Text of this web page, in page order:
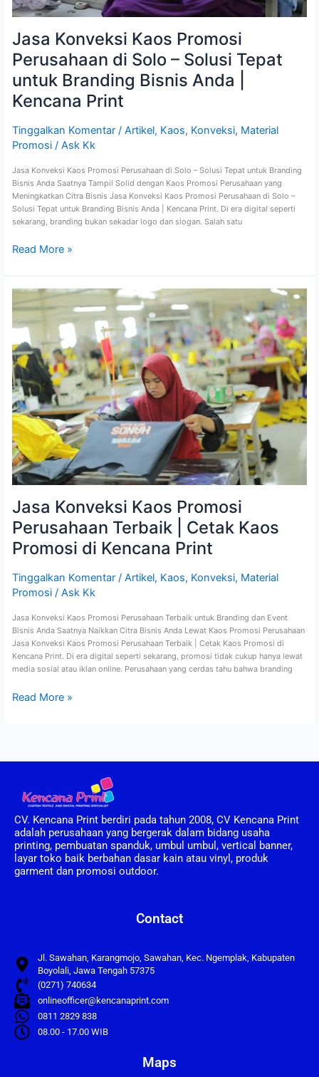
Jasa Konveksi Kaos Promosi
Perusahaan di Solo – Solusi Tepat
untuk Branding Bisnis Anda |
Kencana Print
Tinggalkan Komentar / Artikel, Kaos, Konveksi, Material
Promosi/ Ask Kk
Jasa Konveksi Kaos Promosi Perusahaan di Solo – Solusi Tepat untuk Branding
Bisnis Anda Saatnya Tampil Solid dengan Kaos Promosi Perusahaan yang
Meningkatkan Citra Bisnis Jasa Konveksi Kaos Promosi Perusahaan di Solo –
Solusi Tepat untuk Branding Bisnis Anda | Kencana Print. Di era digital seperti
sekarang, branding bukan sekadar logo dan slogan. Salah satu
Kencana
Read More »
Jasa Konveksi Kaos Promosi
Perusahaan Terbaik | Cetak Kaos
Promosi di Kencana Print
Tinggalkan Komentar / Artikel, Kaos, Konveksi, Material
Promosi/ Ask Kk
Jasa Konveksi Kaos Promosi Perusahaan Terbaik untuk Branding dan Event
Bisnis Anda Saatnya Naikkan Citra Bisnis Anda Lewat Kaos Promosi Perusahaan
Jasa Konveksi Kaos Promosi Perusahaan Terbaik | Cetak Kaos Promosi di
Kencana Print. Di era digital seperti sekarang, promosi tidak cukup hanya lewat
media sosial atau iklan online. Perusahaan yang cerdas tahu bahwa branding
Jasa
Konveksi
Kaos
Promosi
Perusahaan
Terbaik
|
Cetak
Kaos
Promosi
di
Kencana
Print
Read More »
CV. Kencana Print berdiri pada tahun 2008, CV Kencana Print
adalah perusahaan yang bergerak dalam bidang usaha
printing, pembuatan spanduk, umbul umbul, vertical banner,
layar toko baik berbahan dasar kain atau vinyl, produk
garment dan promosi outdoor.
Contact
Jl. Sawahan, Karangmojo, Sawahan, Kec. Ngemplak, Kabupaten
Boyolali, Jawa Tengah 57375
(0271) 740634
onlineofficer@kencanaprint.com
0811 2829 838
08.00 - 17.00 WIB
Maps